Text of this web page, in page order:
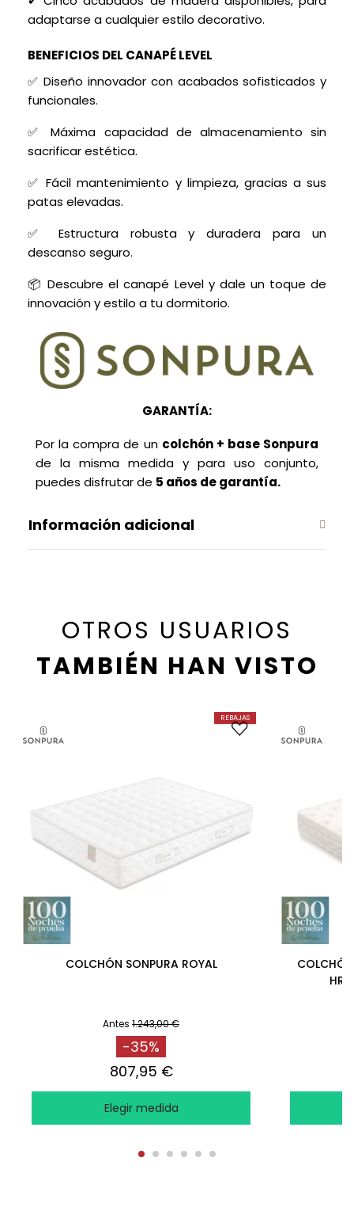
adaptarse a cualquier estilo decorativo.
BENEFICIOS DEL CANAPÉ LEVEL
✅ Diseño innovador con acabados sofisticados y
funcionales.
✅ Máxima capacidad de almacenamiento sin
sacrificar estética.
✅ Fácil mantenimiento y limpieza, gracias a sus
patas elevadas.
✅ Estructura robusta y duradera para un
descanso seguro.
📦 Descubre el canapé Level y dale un toque de
innovación y estilo a tu dormitorio.
GARANTÍA:
Por la compra de un colchón + base Sonpura
de la misma medida y para uso conjunto,
puedes disfrutar de 5 años de garantía.
Información adicional
OTROS USUARIOS
TAMBIÉN HAN VISTO
REBAJAS
COLCHÓN SONPURA ROYAL
Antes 1.243,00 €
-35%
807,95 €
Elegir medida
HR